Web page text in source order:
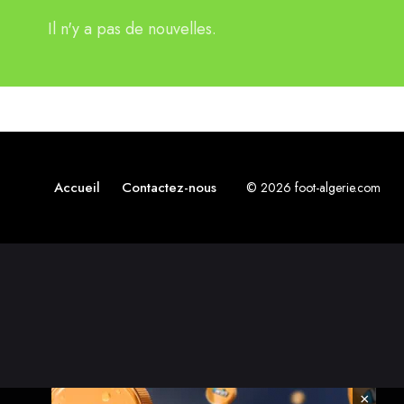
Il n'y a pas de nouvelles.
Accueil Contactez-nous © 2026 foot-algerie.com
×